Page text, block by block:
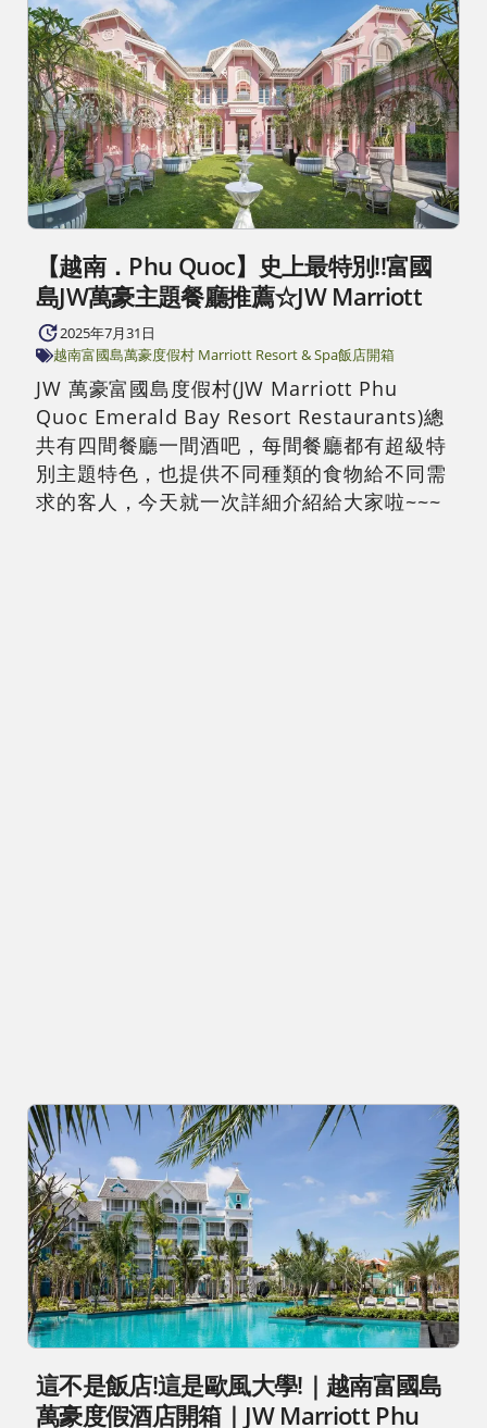
【越南．Phu Quoc】史上最特別!!富國
島JW萬豪主題餐廳推薦☆JW Marriott
2025年7月31日
越南富國島萬豪度假村 Marriott Resort & Spa飯店開箱
JW 萬豪富國島度假村(JW Marriott Phu
Quoc Emerald Bay Resort Restaurants)總
共有四間餐廳一間酒吧，每間餐廳都有超級特
別主題特色，也提供不同種類的食物給不同需
求的客人，今天就一次詳細介紹給大家啦~~~
這不是飯店!這是歐風大學!｜越南富國島
萬豪度假酒店開箱｜JW Marriott Phu